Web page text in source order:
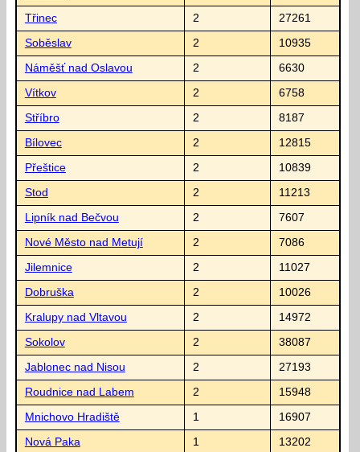
Třinec 2 27261
Soběslav 2 10935
Náměšť nad Oslavou 2 6630
Vítkov 2 6758
Stříbro 2 8187
Bílovec 2 12815
Přeštice 2 10839
Stod 2 11213
Lipník nad Bečvou 2 7607
Nové Město nad Metují 2 7086
Jilemnice 2 11027
Dobruška 2 10026
Kralupy nad Vltavou 2 14972
Sokolov 2 38087
Jablonec nad Nisou 2 27193
Roudnice nad Labem 2 15948
Mnichovo Hradiště 1 16907
Nová Paka 1 13202